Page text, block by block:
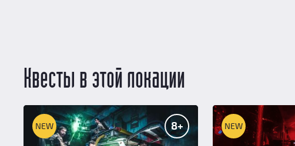
Квесты в этой локации
8+
NEW NEW